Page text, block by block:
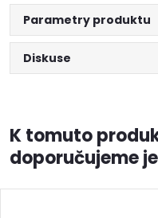
Parametry produktu
Diskuse
K tomuto
doporučujeme